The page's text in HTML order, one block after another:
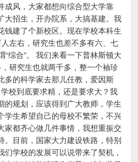
成风，大家都想向综合型大学靠
大招生，开办院系，大搞基建。我
钱建了个新校区。现在学校本科生
左右，研究生也差不多有六、七
“综合”。 我们来看一下普林斯顿大
研究生也就两千多，整一个袖珍
多的科学家去那儿任教，爱因斯
校到底要求精，还是要求大？我
的规划，应该得到广大教师，学生
学生希望自己的母校不繁荣，不兴
家都齐心做几件事情，我想重振交
。目前，国家大力建设铁路，特别
们学校的发展可以说带来了契机，